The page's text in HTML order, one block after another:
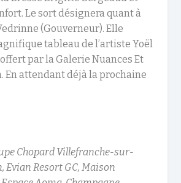
Le sort désignera quant à
(Gouverneur). Elle
tableau de l’artiste Yoël
par la Galerie Nuances Et
En attendant déjà la prochaine
Chopard Villefranche-sur-
Evian Resort GC, Maison